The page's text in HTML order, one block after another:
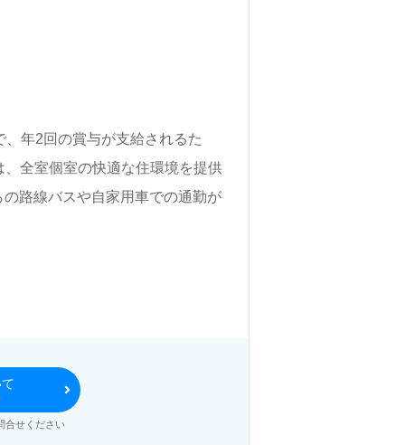
年2回の賞与が支給されるた
全室個室の快適な住環境を提供
路線バスや自家用車での通勤が
け住宅など多岐にわたる事業を
持つ方を歓迎します。新しい挑
合せください